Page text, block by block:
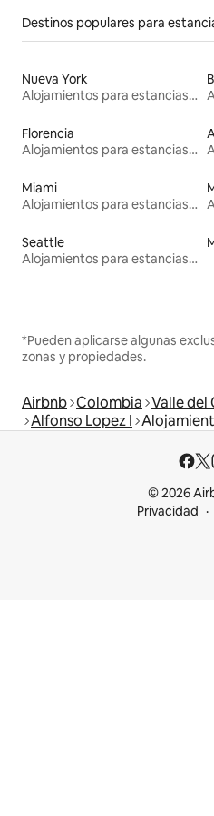
Destinos populares para
Nueva York
Alojamientos para estancias largas
Florencia
Alojamientos para estancias largas
Miami
Alojamientos para estancias largas
Seattle
Alojamientos para estancias largas
*Pueden aplicarse algunas
zonas y propiedades.
Airbnb Colombia Valle del
Alfonso Lopez I
© 2026
Privacidad